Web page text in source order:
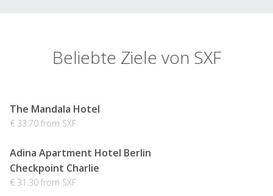
Beliebte Ziele von SXF
The Mandala Hotel
€ 33.70 from SXF
Adina Apartment Hotel Berlin
Checkpoint Charlie
€ 31.30 from SXF